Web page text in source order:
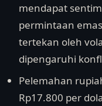
mendapat
permintaan
tertekan oleh
dipengaruhi
Pelemahan
Rp17.800 per